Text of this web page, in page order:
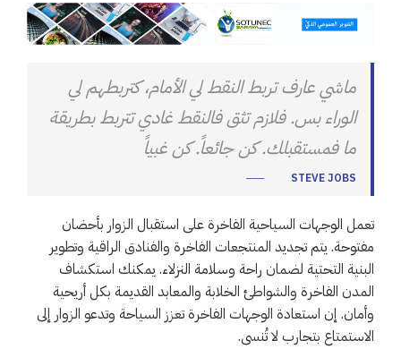
ماشي عارف تربط النقط لي الأمام، كتربطهم لي
الوراء بس. فلازم تثق فالنقط غادي تتربط بطريقة
ما فمستقبلك. كن جائعاً. كن غبياً
STEVE JOBS
تعمل الوجهات السياحية الفاخرة على استقبال الزوار بأحضان
مفتوحة. يتم تجديد المنتجعات الفاخرة والفنادق الراقية وتطوير
البنية التحتية لضمان راحة وسلامة النزلاء. يمكنك استكشاف
المدن الفاخرة والشواطئ الخلابة والمعابد القديمة بكل أريحية
وأمان. إن استعادة الوجهات الفاخرة تعزز السياحة وتدعو الزوار إلى
الاستمتاع بتجارب لا تُنسى.